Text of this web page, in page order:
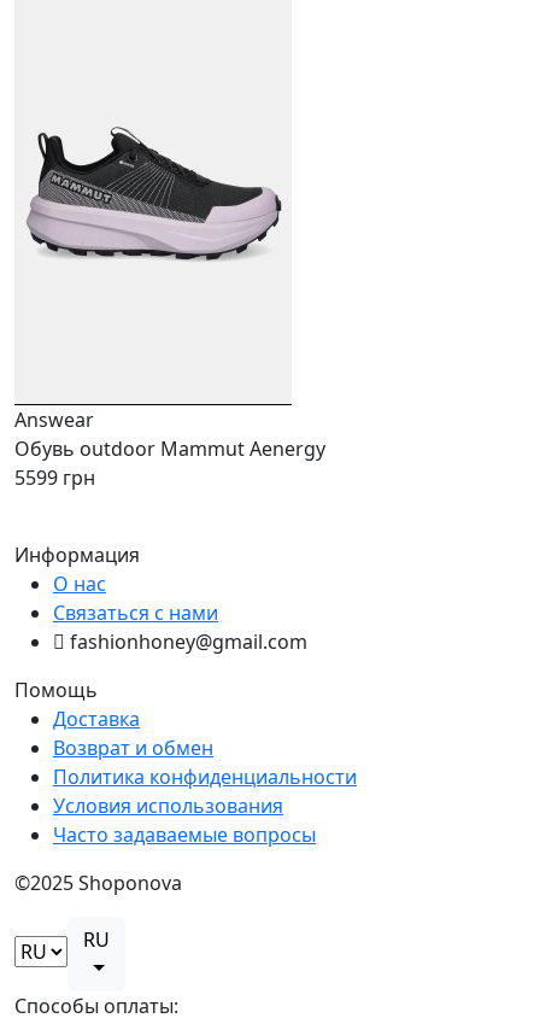
Answear
Обувь outdoor Mammut Aenergy
5599 грн
Информация
О нас
Связаться с нами
fashionhoney@gmail.com
Помощь
Доставка
Возврат и обмен
Политика конфиденциальности
Условия использования
Часто задаваемые вопросы
©2025 Shoponova
RU
Способы оплаты: